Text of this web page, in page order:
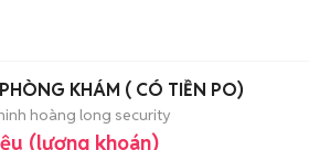
KHÁM ( CÓ TIỀN PO)
hoàng long security
(lương khoán)